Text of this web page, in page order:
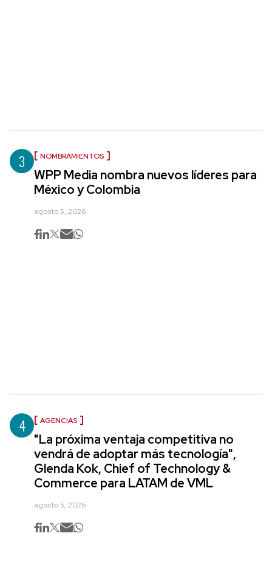
3 NOMBRAMIENTOS
WPP Media nombra nuevos líderes para
México y Colombia
agosto 5, 2026
4 AGENCIAS
"La próxima ventaja competitiva no
vendrá de adoptar más tecnología",
Glenda Kok, Chief of Technology &
Commerce para LATAM de VML
agosto 5, 2026